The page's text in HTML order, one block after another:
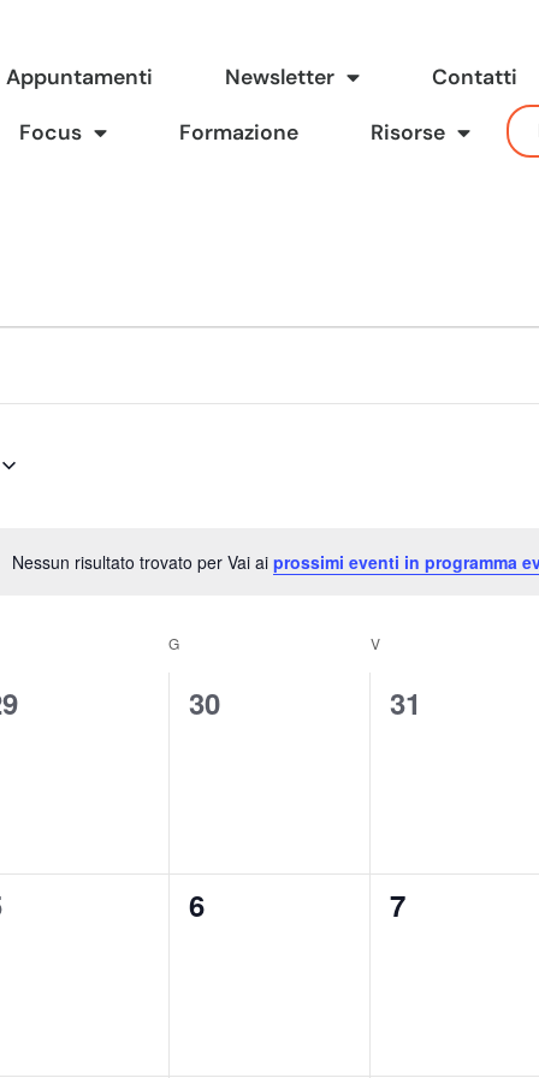
Appuntamenti Newsletter Contatti
Focus Formazione Risorse
Notice
Nessun risultato trovato per Vai ai prossimi eventi in programma
G V
0
30
0
31
0
6
0
7